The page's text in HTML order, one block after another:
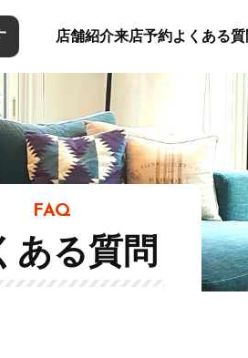
店舗紹介来店予約よくある質
FAQ
ある質問